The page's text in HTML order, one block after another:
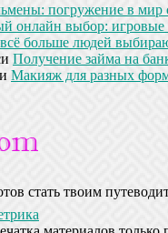
погружение в мир
онлайн выбор: игровые
больше людей
Получение займа на
Макияж для разных форм
стать твоим